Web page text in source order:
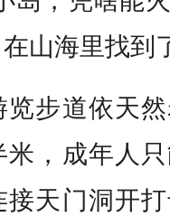
山海里找到
览步道依天
米，成年人
天门洞开